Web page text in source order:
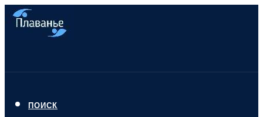
ПОИСК